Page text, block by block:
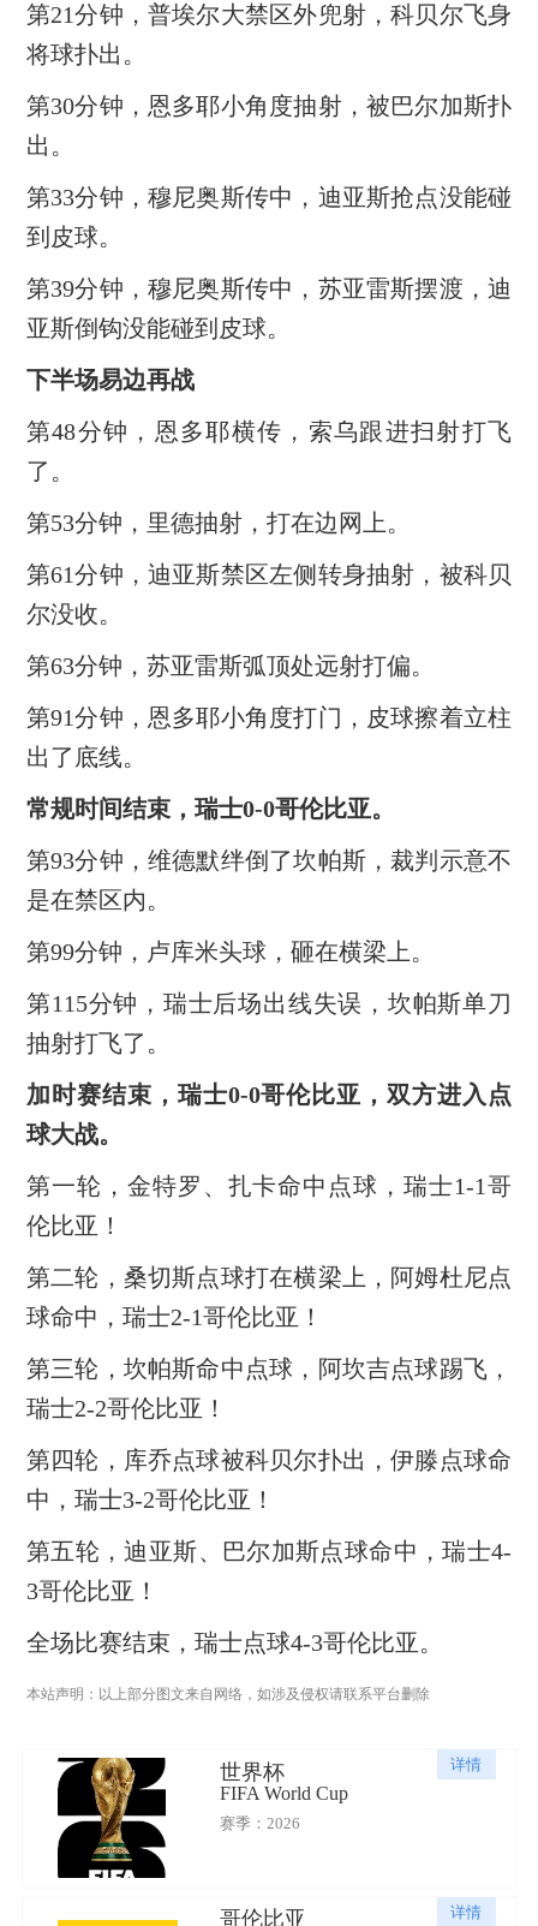
第21分钟，普埃尔大禁区外兜射，科贝尔飞身
将球扑出。
第30分钟，恩多耶小角度抽射，被巴尔加斯扑
出。
第33分钟，穆尼奥斯传中，迪亚斯抢点没能碰
到皮球。
第39分钟，穆尼奥斯传中，苏亚雷斯摆渡，迪
亚斯倒钩没能碰到皮球。
下半场易边再战
第48分钟，恩多耶横传，索乌跟进扫射打飞
了。
第53分钟，里德抽射，打在边网上。
第61分钟，迪亚斯禁区左侧转身抽射，被科贝
尔没收。
第63分钟，苏亚雷斯弧顶处远射打偏。
第91分钟，恩多耶小角度打门，皮球擦着立柱
出了底线。
常规时间结束，瑞士0-0哥伦比亚。
第93分钟，维德默绊倒了坎帕斯，裁判示意不
是在禁区内。
第99分钟，卢库米头球，砸在横梁上。
第115分钟，瑞士后场出线失误，坎帕斯单刀
抽射打飞了。
加时赛结束，瑞士0-0哥伦比亚，双方进入点
球大战。
第一轮，金特罗、扎卡命中点球，瑞士1-1哥
伦比亚！
第二轮，桑切斯点球打在横梁上，阿姆杜尼点
球命中，瑞士2-1哥伦比亚！
第三轮，坎帕斯命中点球，阿坎吉点球踢飞，
瑞士2-2哥伦比亚！
第四轮，库乔点球被科贝尔扑出，伊滕点球命
中，瑞士3-2哥伦比亚！
第五轮，迪亚斯、巴尔加斯点球命中，瑞士4-
3哥伦比亚！
全场比赛结束，瑞士点球4-3哥伦比亚。
本站声明：以上部分图文来自网络，如涉及侵权请联系平台删除
详情
世界杯
FIFA World Cup
赛季：2026
详情
哥伦比亚